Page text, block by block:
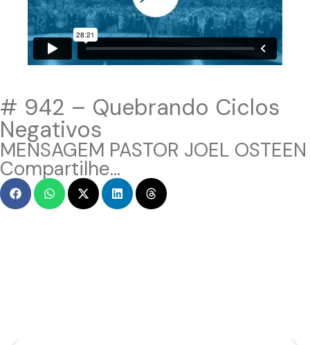
# 942 – Quebrando Ciclos
Negativos
MENSAGEM PASTOR JOEL OSTEEN
Compartilhe...